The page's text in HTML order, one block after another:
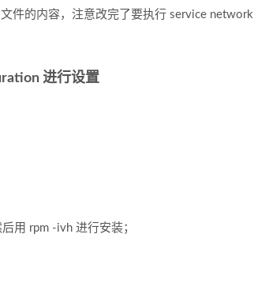
件的内容，注意改完了要执行 service network
进行设置
用 rpm -ivh 进行安装；